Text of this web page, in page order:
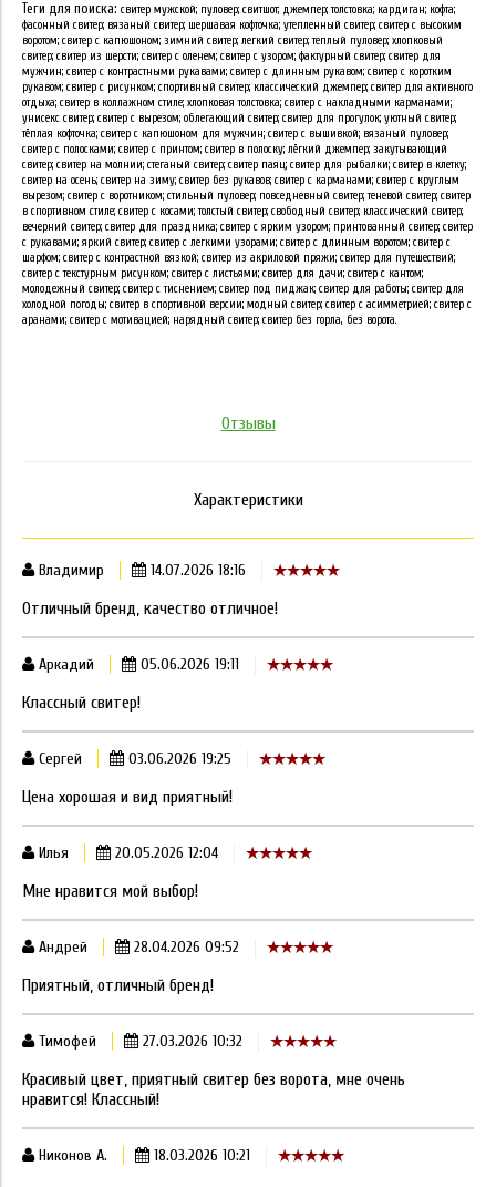
Теги для поиска: свитер мужской; пуловер; свитшот; джемпер; толстовка; кардиган; кофта;
фасонный свитер; вязаный свитер; шершавая кофточка; утепленный свитер; свитер с высоким
воротом; свитер с капюшоном; зимний свитер; легкий свитер; теплый пуловер; хлопковый
свитер; свитер из шерсти; свитер с оленем; свитер с узором; фактурный свитер; свитер для
мужчин; свитер с контрастными рукавами; свитер с длинным рукавом; свитер с коротким
рукавом; свитер с рисунком; спортивный свитер; классический джемпер; свитер для активного
отдыха; свитер в коллажном стиле; хлопковая толстовка; свитер с накладными карманами;
унисекс свитер; свитер с вырезом; облегающий свитер; свитер для прогулок; уютный свитер;
тёплая кофточка; свитер с капюшоном для мужчин; свитер с вышивкой; вязаный пуловер;
свитер с полосками; свитер с принтом; свитер в полоску; лёгкий джемпер; закутывающий
свитер; свитер на молнии; стеганый свитер; свитер паяц; свитер для рыбалки; свитер в клетку;
свитер на осень; свитер на зиму; свитер без рукавов; свитер с карманами; свитер с круглым
вырезом; свитер с воротником; стильный пуловер; повседневный свитер; теневой свитер; свитер
в спортивном стиле; свитер с косами; толстый свитер; свободный свитер; классический свитер;
вечерний свитер; свитер для праздника; свитер с ярким узором; принтованный свитер; свитер
с рукавами; яркий свитер; свитер с легкими узорами; свитер с длинным воротом; свитер с
шарфом; свитер с контрастной вязкой; свитер из акриловой пряжи; свитер для путешествий;
свитер с текстурным рисунком; свитер с листьями; свитер для дачи; свитер с кантом;
молодежный свитер; свитер с тиснением; свитер под пиджак; свитер для работы; свитер для
холодной погоды; свитер в спортивной версии; модный свитер; свитер с асимметрией; свитер с
аранами; свитер с мотивацией; нарядный свитер; свитер без горла, без ворота.
Отзывы
Характеристики
Владимир 14.07.2026 18:16
Отличный бренд, качество отличное!
Аркадий 05.06.2026 19:11
Классный свитер!
Сергей 03.06.2026 19:25
Цена хорошая и вид приятный!
Илья 20.05.2026 12:04
Мне нравится мой выбор!
Андрей 28.04.2026 09:52
Приятный, отличный бренд!
Тимофей 27.03.2026 10:32
Красивый цвет, приятный свитер без ворота, мне очень
нравится! Классный!
Никонов А. 18.03.2026 10:21